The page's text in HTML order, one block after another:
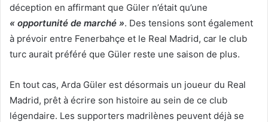
déception en affirmant que Güler n’était qu’une
« opportunité de marché ». Des tensions sont également
à prévoir entre Fenerbahçe et le Real Madrid, car le club
turc aurait préféré que Güler reste une saison de plus.
En tout cas, Arda Güler est désormais un joueur du Real
Madrid, prêt à écrire son histoire au sein de ce club
légendaire. Les supporters madrilènes peuvent déjà se